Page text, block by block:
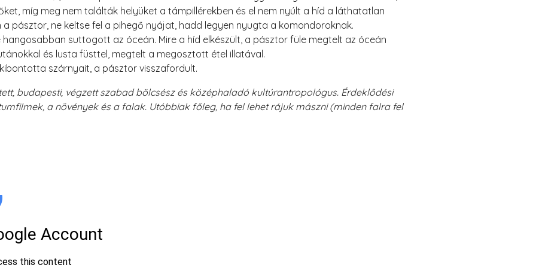
míg meg nem találták helyüket a támpillérekben és el nem nyúlt a híd a láthatatlan
pásztor, ne keltse fel a pihegő nyájat, hadd legyen nyugta a komondoroknak.
suttogott az óceán. Mire a híd elkészült, a pásztor füle megtelt az óceán
és lusta füsttel, megtelt a megosztott étel illatával.
szárnyait, a pásztor visszafordult.
budapesti, végzett szabad bölcsész és középhaladó kultúrantropológus. Érdeklődési
a növények és a falak. Utóbbiak főleg, ha fel lehet rájuk mászni (minden falra fel